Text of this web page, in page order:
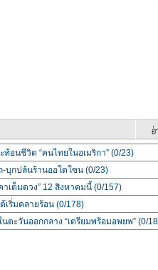
ท้อนชีวิต “คนไทยในอเมริกา” (0/23)
-บุกปล้นร้านออโตโซน (0/23)
าเต็มดวง” 12 สิงหาคมนี้ (0/157)
เริ่มคลายร้อน (0/178)
นตะวันออกกลาง “เตรียมพร้อมอพยพ” (0/